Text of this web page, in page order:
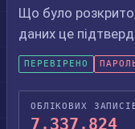
Що було
даних це
ПЕРЕВІРЕНО
ОБЛІКОВИХ
7,337,824